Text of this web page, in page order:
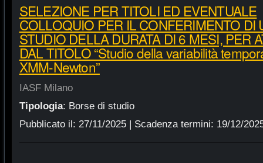
SELEZIONE PER TITOLI ED EVENTUALE
COLLOQUIO PER IL CONFERIMENTO DI
STUDIO DELLA DURATA DI 6 MESI, PER
DAL TITOLO “Studio della variabilità
XMM-Newton”
IASF Milano
Tipologia: Borse di studio
Pubblicato il: 27/11/2025| Scadenza termini: 19/12/